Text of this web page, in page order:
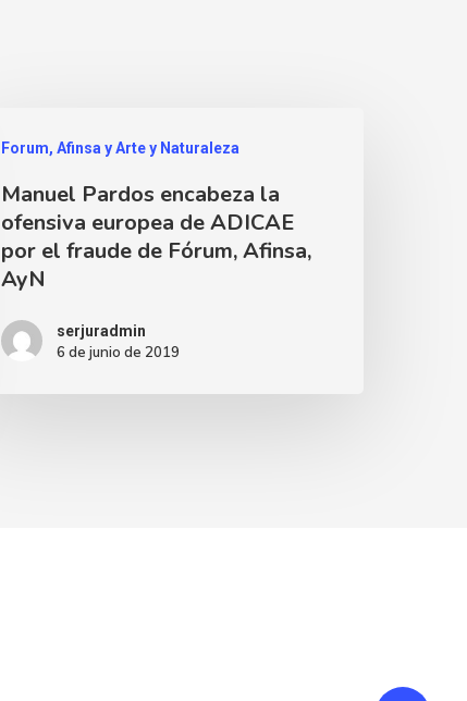
Forum, Afinsa y Arte y Naturaleza
Manuel Pardos encabeza la
ofensiva europea de ADICAE
por el fraude de Fórum, Afinsa,
AyN
serjuradmin
6 de junio de 2019